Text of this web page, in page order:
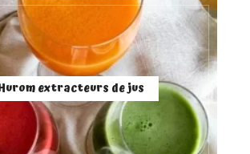
extracteurs de jus